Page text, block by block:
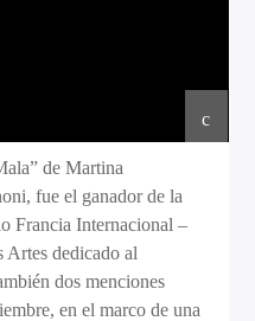
de Martina
fue el ganador de la
Francia Internacional –
Artes dedicado al
dos menciones
en el marco de una